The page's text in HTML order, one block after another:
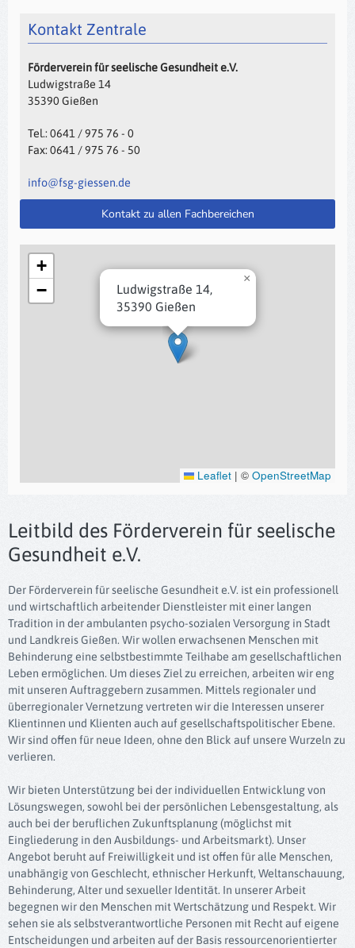
Kontakt Zentrale
Förderverein für seelische Gesundheit e.V.
Ludwigstraße 14
35390 Gießen
Tel.: 0641 / 975 76 - 0
Fax: 0641 / 975 76 - 50
info@fsg-giessen.de
Kontakt zu allen Fachbereichen
Ludwigstraße 14,
35390 Gießen
×
+
−
Leaflet | © OpenStreetMap
Leitbild des Förderverein für seelische
Gesundheit e.V.
Der Förderverein für seelische Gesundheit e.V. ist ein professionell
und wirtschaftlich arbeitender Dienstleister mit einer langen
Tradition in der ambulanten psycho-sozialen Versorgung in Stadt
und Landkreis Gießen. Wir wollen erwachsenen Menschen mit
Behinderung eine selbstbestimmte Teilhabe am gesellschaftlichen
Leben ermöglichen. Um dieses Ziel zu erreichen, arbeiten wir eng
mit unseren Auftraggebern zusammen. Mittels regionaler und
überregionaler Vernetzung vertreten wir die Interessen unserer
Klientinnen und Klienten auch auf gesellschaftspolitischer Ebene.
Wir sind offen für neue Ideen, ohne den Blick auf unsere Wurzeln zu
verlieren.
Wir bieten Unterstützung bei der individuellen Entwicklung von
Lösungswegen, sowohl bei der persönlichen Lebensgestaltung, als
auch bei der beruflichen Zukunftsplanung (möglichst mit
Eingliederung in den Ausbildungs- und Arbeitsmarkt). Unser
Angebot beruht auf Freiwilligkeit und ist offen für alle Menschen,
unabhängig von Geschlecht, ethnischer Herkunft, Weltanschauung,
Behinderung, Alter und sexueller Identität. In unserer Arbeit
begegnen wir den Menschen mit Wertschätzung und Respekt. Wir
sehen sie als selbstverantwortliche Personen mit Recht auf eigene
Entscheidungen und arbeiten auf der Basis ressourcenorientierter